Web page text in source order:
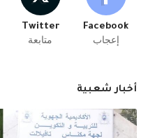
Facebook
إعجاب
Twitter
متابعة
أخبار شعبية